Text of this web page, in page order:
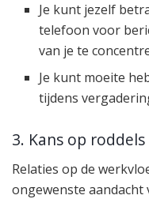
Je kunt jezelf
telefoon voor
van je te
Je kunt moeite
tijdens
3. Kans op
Relaties op de
ongewenste aandacht